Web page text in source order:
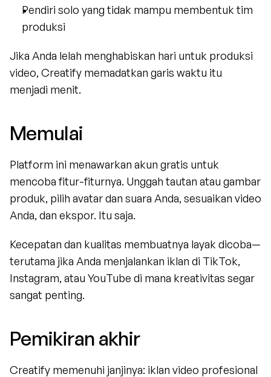
Pendiri solo yang tidak mampu membentuk tim
produksi
Jika Anda lelah menghabiskan hari untuk produksi
video, Creatify memadatkan garis waktu itu
menjadi menit.
Memulai
Platform ini menawarkan akun gratis untuk
mencoba fitur-fiturnya. Unggah tautan atau gambar
produk, pilih avatar dan suara Anda, sesuaikan video
Anda, dan ekspor. Itu saja.
Kecepatan dan kualitas membuatnya layak dicoba—
terutama jika Anda menjalankan iklan di TikTok,
Instagram, atau YouTube di mana kreativitas segar
sangat penting.
Pemikiran akhir
Creatify memenuhi janjinya: iklan video profesional